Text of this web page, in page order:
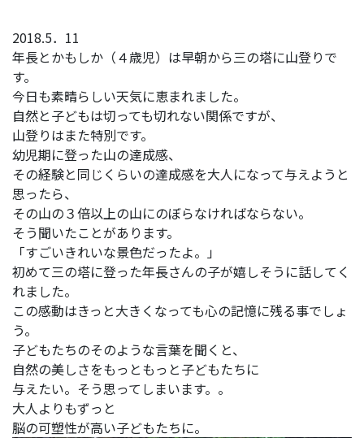
2018.5．11
年長とかもしか（４歳児）は早朝から三の塔に山登りで
す。
今日も素晴らしい天気に恵まれました。
自然と子どもは切っても切れない関係ですが、
山登りはまた特別です。
幼児期に登った山の達成感、
その経験と同じくらいの達成感を大人になって与えようと
思ったら、
その山の３倍以上の山にのぼらなければならない。
そう聞いたことがあります。
「すごいきれいな景色だったよ。」
初めて三の塔に登った年長さんの子が嬉しそうに話してく
れました。
この感動はきっと大きくなっても心の記憶に残る事でしょ
う。
子どもたちのそのような言葉を聞くと、
自然の美しさをもっともっと子どもたちに
与えたい。そう思ってしまいます。。
大人よりもずっと
脳の可塑性が高い子どもたちに。